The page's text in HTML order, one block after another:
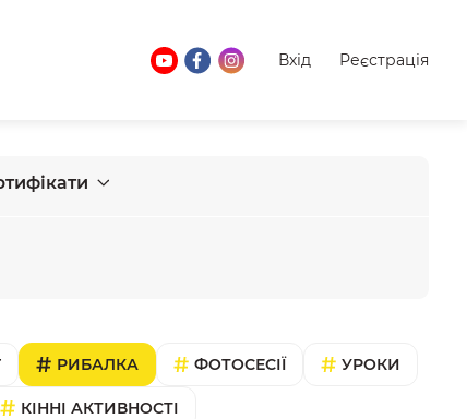
Вхід Реєстрація
РИБАЛКА ФОТОСЕСІЇ УРОКИ
КІННІ АКТИВНОСТІ